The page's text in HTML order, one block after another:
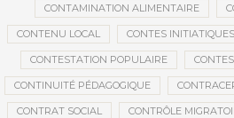
CONTAMINATION ALIMENTAIRE
CONTENU LOCAL CONTES
CONTESTATION POPULAIRE
CONTINUITÉ PÉDAGOGIQUE
CONTRAT SOCIAL CONTRÔLE